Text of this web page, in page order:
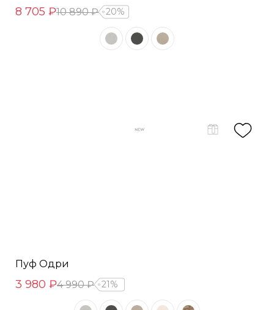
8 705 ₽10 890 ₽ 20%
Пуф Одри
3 980 ₽4 990 ₽ 21%